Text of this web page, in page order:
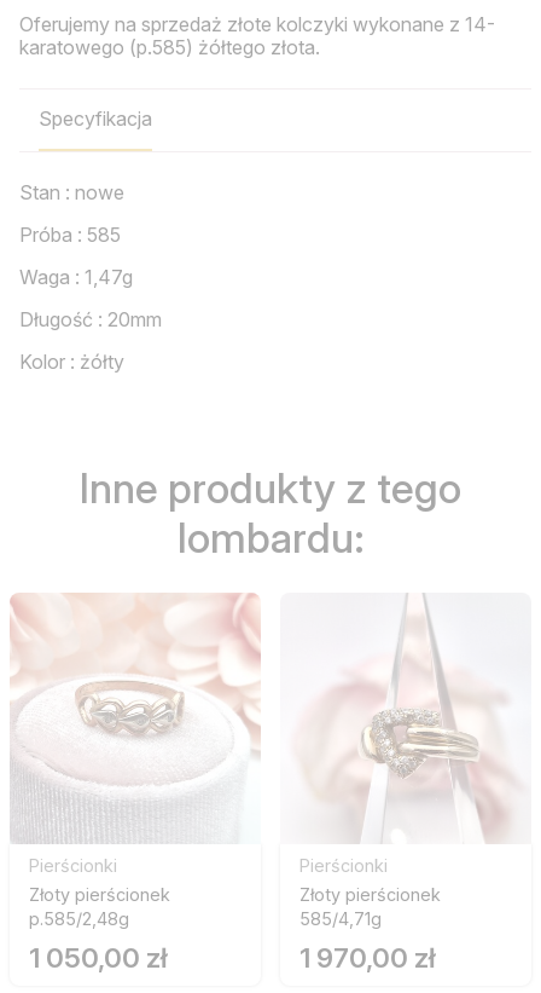
Oferujemy na sprzedaż złote kolczyki wykonane z 14-
karatowego (p.585) żółtego złota.
Specyfikacja
Stan : nowe
Próba : 585
Waga : 1,47g
Długość : 20mm
Kolor : żółty
Inne produkty z tego
lombardu:
Pierścionki
Złoty pierścionek
p.585/2,48g
1 050,00 zł
Pierścionki
Złoty pierścionek
585/4,71g
1 970,00 zł